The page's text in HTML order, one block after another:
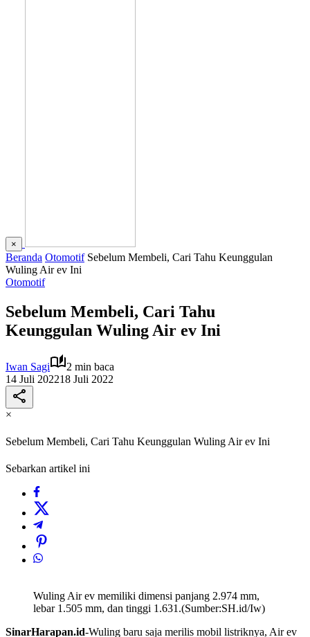
×
Beranda Otomotif Sebelum Membeli, Cari Tahu Keunggulan
Wuling Air ev Ini
Otomotif
Sebelum Membeli, Cari Tahu
Keunggulan Wuling Air ev Ini
Iwan Sagi
2 min baca
14 Juli 202218 Juli 2022
×
Sebelum Membeli, Cari Tahu Keunggulan Wuling Air ev Ini
Sebarkan artikel ini
Wuling Air ev memiliki dimensi panjang 2.974 mm,
lebar 1.505 mm, dan tinggi 1.631.(Sumber:SH.id/Iw)
SinarHarapan.id-Wuling baru saja merilis mobil listriknya, Air ev